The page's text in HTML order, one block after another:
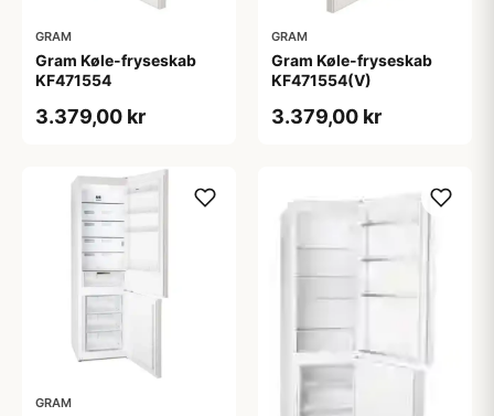
GRAM
Gram Køle-fryseskab
KF471554
3.379,00 kr
GRAM
Gram Køle-fryseskab
KF471554(V)
3.379,00 kr
GRAM